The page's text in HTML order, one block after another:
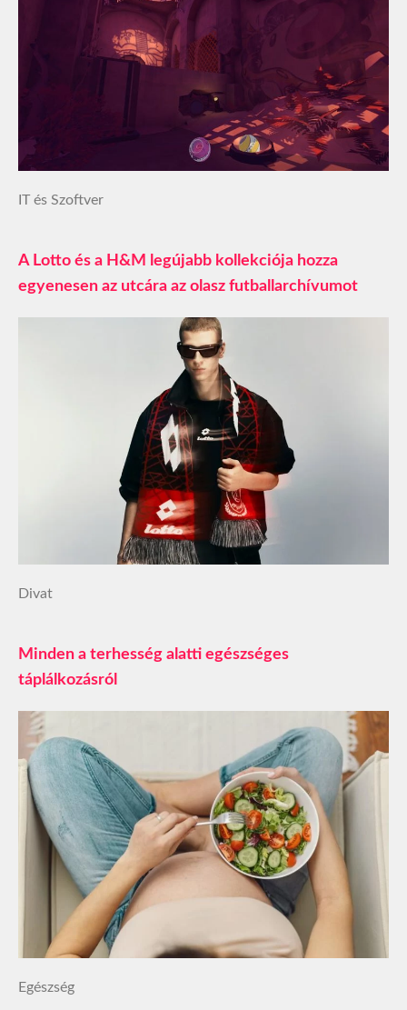
IT és Szoftver
A Lotto és a H&M legújabb kollekciója hozza
egyenesen az utcára az olasz futballarchívumot
Divat
Minden a terhesség alatti egészséges
táplálkozásról
Egészség